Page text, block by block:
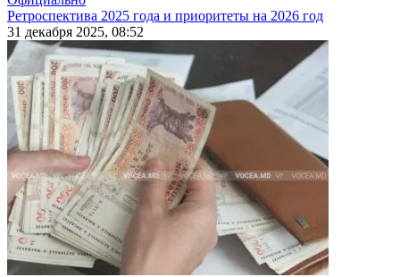
Ретроспектива 2025 года и приоритеты на 2026 год
31 декабря 2025, 08:52